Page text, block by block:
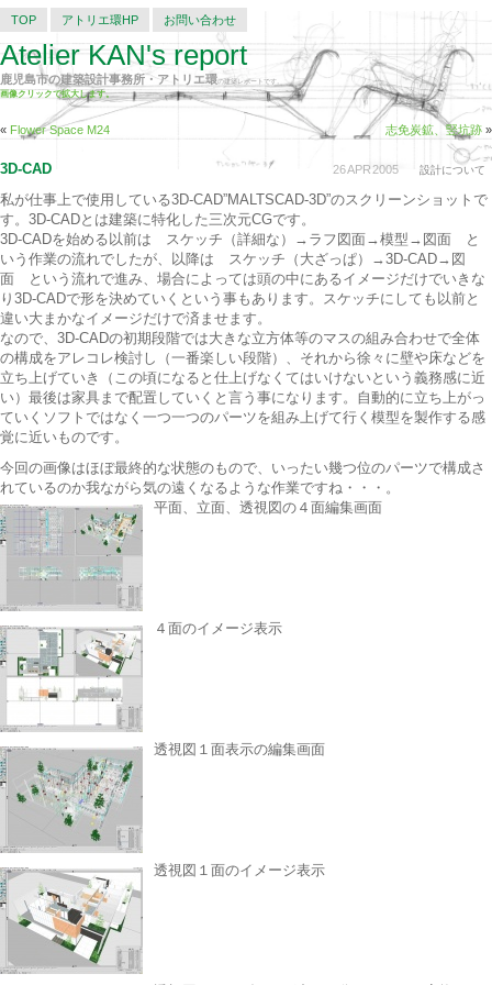
TOP アトリエ環HP お問い合わせ
Atelier KAN's report
鹿児島市の建築設計事務所・アトリエ環の建築レポートです。
画像クリックで拡大します。
« Flower Space M24 志免炭鉱、竪坑跡 »
26APR2005 設計について
3D-CAD
私が仕事上で使用している3D-CAD”MALTSCAD-3D”のスクリーンショットで
す。3D-CADとは建築に特化した三次元CGです。
3D-CADを始める以前は スケッチ（詳細な）→ラフ図面→模型→図面 と
いう作業の流れでしたが、以降は スケッチ（大ざっぱ）→3D-CAD→図
面 という流れで進み、場合によっては頭の中にあるイメージだけでいきな
り3D-CADで形を決めていくという事もあります。スケッチにしても以前と
違い大まかなイメージだけで済ませます。
なので、3D-CADの初期段階では大きな立方体等のマスの組み合わせで全体
の構成をアレコレ検討し（一番楽しい段階）、それから徐々に壁や床などを
立ち上げていき（この頃になると仕上げなくてはいけないという義務感に近
い）最後は家具まで配置していくと言う事になります。自動的に立ち上がっ
ていくソフトではなく一つ一つのパーツを組み上げて行く模型を製作する感
覚に近いものです。
今回の画像はほぼ最終的な状態のもので、いったい幾つ位のパーツで構成さ
れているのか我ながら気の遠くなるような作業ですね・・・。
平面、立面、透視図の４面編集画面
４面のイメージ表示
透視図１面表示の編集画面
透視図１面のイメージ表示